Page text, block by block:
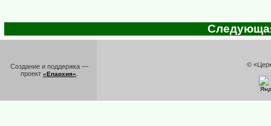
Создание и поддержка —
проект «Епархия»
©